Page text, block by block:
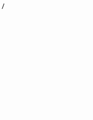
/